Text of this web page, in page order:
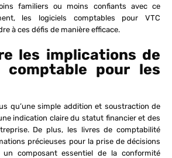
familiers ou moins confiants avec ce
les logiciels comptables pour VTC
à ces défis de manière efficace.
les implications de
comptable pour les
qu’une simple addition et soustraction de
indication claire du statut financier et des
De plus, les livres de comptabilité
précieuses pour la prise de décisions
composant essentiel de la conformité